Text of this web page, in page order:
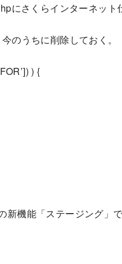
にさくらインターネット
のうちに削除しておく。
) {
新機能「ステージング」